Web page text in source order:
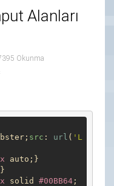
Alanları
Okunma
src : url ( 'L
solid #00BB64